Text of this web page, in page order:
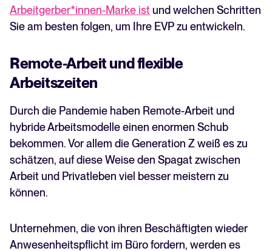
Arbeitgerber*innen-Marke ist und welchen Schritten
Sie am besten folgen, um Ihre EVP zu entwickeln.
Remote-Arbeit und flexible
Arbeitszeiten
Durch die Pandemie haben Remote-Arbeit und
hybride Arbeitsmodelle einen enormen Schub
bekommen. Vor allem die Generation Z weiß es zu
schätzen, auf diese Weise den Spagat zwischen
Arbeit und Privatleben viel besser meistern zu
können.
Unternehmen, die von ihren Beschäftigten wieder
Anwesenheitspflicht im Büro fordern, werden es